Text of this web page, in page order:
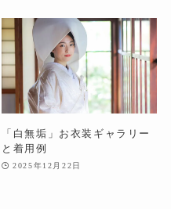
「白無垢」お衣装ギャラリー
と着用例
2025年12月22日